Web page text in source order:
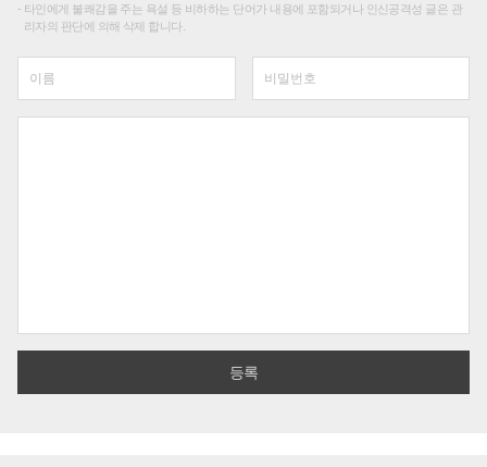
타인에게 불쾌감을 주는 욕설 등 비하하는 단어가 내용에 포함되거나 인신공격성 글은 관
리자의 판단에 의해 삭제 합니다.